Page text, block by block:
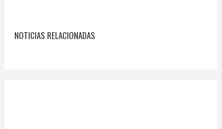
NOTICIAS RELACIONADAS